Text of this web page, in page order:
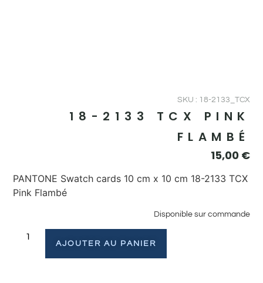
SKU : 18-2133_TCX
18-2133 TCX PINK
FLAMBÉ
15,00 €
PANTONE Swatch cards 10 cm x 10 cm 18-2133 TCX
Pink Flambé
Disponible sur commande
AJOUTER AU PANIER